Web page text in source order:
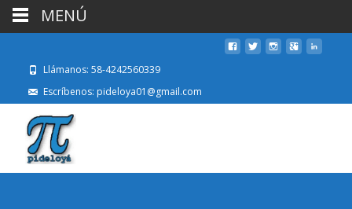
Llámanos: 58-4242560339
Escríbenos: pideloya01@gmail.com
MENÚ